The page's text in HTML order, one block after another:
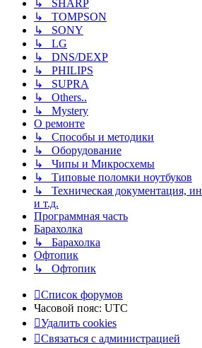
↳ SHARP
↳ TOMPSON
↳ SONY
↳ LG
↳ DNS/DEXP
↳ PHILIPS
↳ SUPRA
↳ Others..
↳ Mystery
О ремонте
↳ Способы и методики
↳ Оборудование
↳ Чипы и Микросхемы
↳ Типовые поломки ноутбуков
↳ Техническая документация,
и т.д.
Программная часть
Барахолка
↳ Барахолка
Офтопик
↳ Офтопик
Список форумов
Часовой пояс: UTC
Удалить cookies
Связаться
Связаться с администрацией